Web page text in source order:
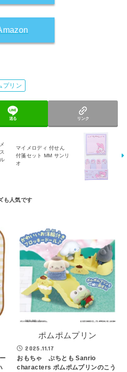
プリン
送る リンク
マイメロディ 付せん
付箋セット MM サンリ
オ
ポムポムプリン
2025.11.17
おもちゃ ぷちとも Sanrio
characters ポムポムプリンのこう